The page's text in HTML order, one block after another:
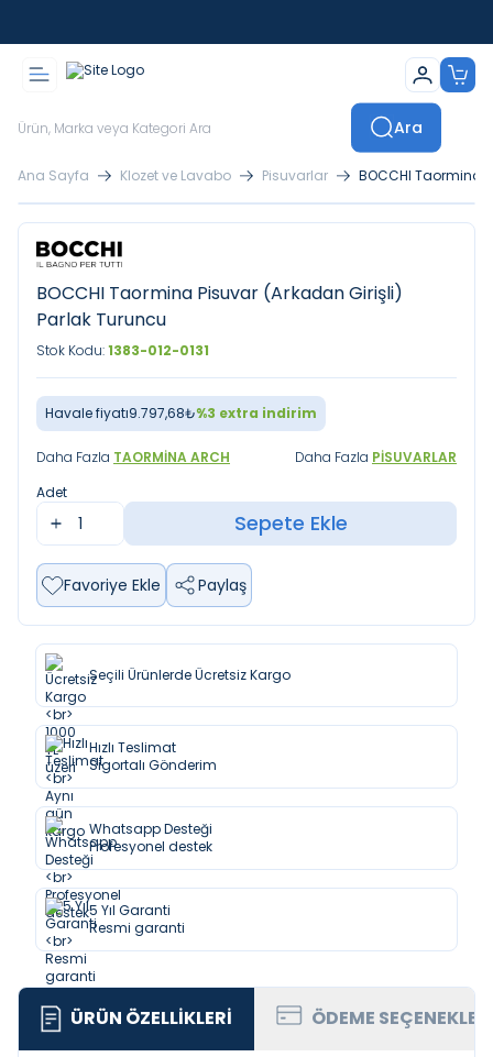
Ara
Ana Sayfa Klozet ve Lavabo Pisuvarlar BOCCHI Taormina
BOCCHI Taormina Pisuvar (Arkadan Girişli)
Parlak Turuncu
Stok Kodu:1383-012-0131
Havale fiyatı9.797,68₺%3 extra indirim
Daha Fazla TAORMINA ARCH Daha Fazla PISUVARLAR
Adet
Sepete Ekle
Favoriye Ekle Paylaş
Seçili Ürünlerde Ücretsiz Kargo
Hızlı Teslimat
Sigortalı Gönderim
Whatsapp Desteği
Profesyonel destek
5 Yıl Garanti
Resmi garanti
ÜRÜN ÖZELLIKLERI ÖDEME